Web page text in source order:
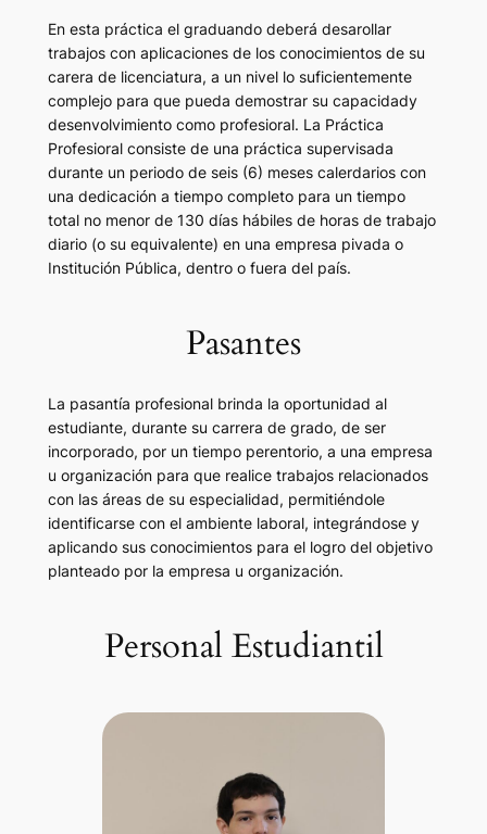
En esta práctica el graduando deberá desarollar
trabajos con aplicaciones de los conocimientos de su
carera de licenciatura, a un nivel lo suficientemente
complejo para que pueda demostrar su capacidady
desenvolvimiento como profesioral. La Práctica
Profesioral consiste de una práctica supervisada
durante un periodo de seis (6) meses calerdarios con
una dedicación a tiempo completo para un tiempo
total no menor de 130 días hábiles de horas de trabajo
diario (o su equivalente) en una empresa pivada o
Institución Pública, dentro o fuera del país.
Pasantes
La pasantía profesional brinda la oportunidad al
estudiante, durante su carrera de grado, de ser
incorporado, por un tiempo perentorio, a una empresa
u organización para que realice trabajos relacionados
con las áreas de su especialidad, permitiéndole
identificarse con el ambiente laboral, integrándose y
aplicando sus conocimientos para el logro del objetivo
planteado por la empresa u organización.
Personal Estudiantil